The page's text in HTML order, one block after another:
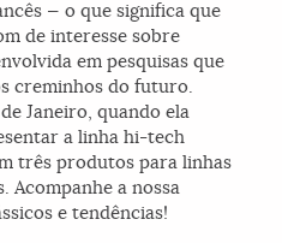
— o que significa que
de interesse sobre
em pesquisas que
creminhos do futuro.
Janeiro, quando ela
a linha hi-tech
três produtos para linhas
Acompanhe a nossa
e tendências!